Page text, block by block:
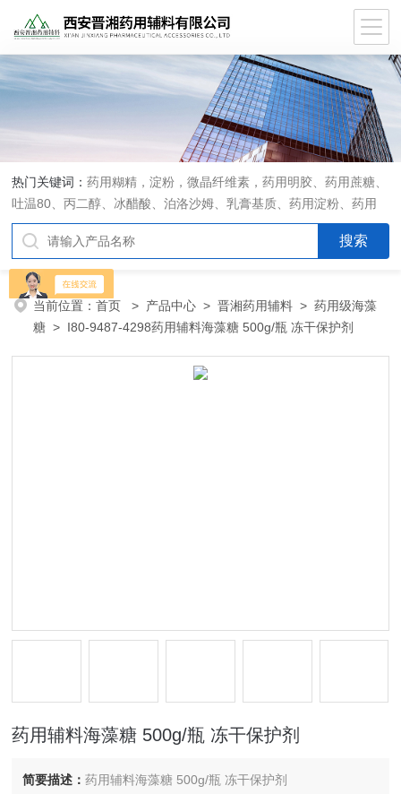
热门关键词：药用糊精，淀粉，微晶纤维素，药用明胶、药用蔗糖、
吐温80、丙二醇、冰醋酸、泊洛沙姆、乳膏基质、药用淀粉、药用
糊精、硬脂酸镁、聚丙烯酸树脂系列、羧甲基淀粉钠、羧甲基纤维素
钠、可溶性淀粉、甘露醇、羟丙纤维素、羟丙基甲基纤维素、乳糖、
交联聚维酮、交联羧甲基纤维素钠、聚乙二醇（PEG）系列、二氧化
硅、聚乙烯吡咯烷酮、十八醇、十六醇、预交化淀粉、微晶纤维素、
甲基纤维素、乙基纤维素，三氯蔗糖，麝香草酚，药用蜂蜜，
当前位置：首页 > 产品中心 >晋湘药用辅料 >药用级海藻
糖 > I80-9487-4298药用辅料海藻糖 500g/瓶 冻干保护剂
药用辅料海藻糖 500g/瓶 冻干保护剂
简要描述：药用辅料海藻糖 500g/瓶 冻干保护剂